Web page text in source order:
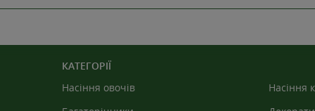
КАТЕГОРІЇ
Насіння овочів
Насіння